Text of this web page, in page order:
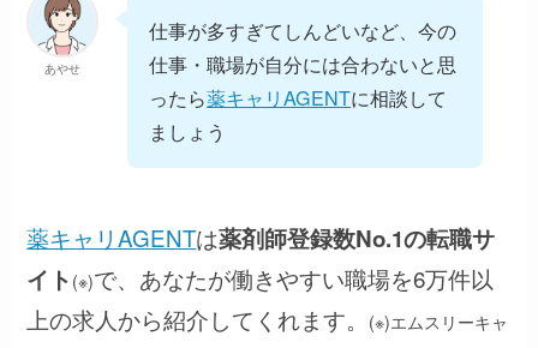
あやせ
仕事が多すぎてしんどいなど、今の
仕事・職場が自分には合わないと思
ったら薬キャリAGENTに相談して
ましょう
薬キャリAGENTは薬剤師登録数No.1の転職サ
イト (※)で、あなたが働きやすい職場を6万件以
上の求人から紹介してくれます。
(※)エムスリーキャ